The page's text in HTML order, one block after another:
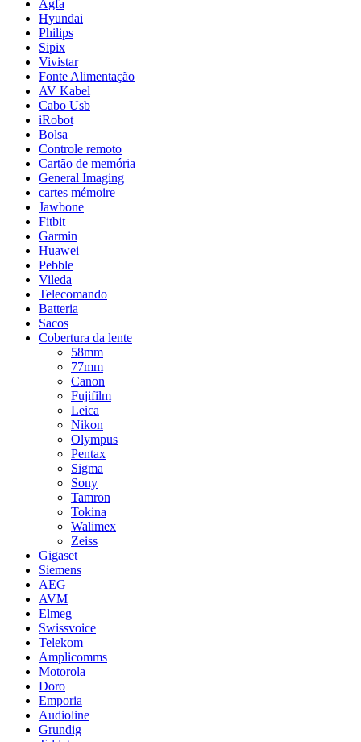
Agfa
Hyundai
Philips
Sipix
Vivistar
Fonte Alimentação
AV Kabel
Cabo Usb
iRobot
Bolsa
Controle remoto
Cartão de memória
General Imaging
cartes mémoire
Jawbone
Fitbit
Garmin
Huawei
Pebble
Vileda
Telecomando
Batteria
Sacos
Cobertura da lente
58mm
77mm
Canon
Fujifilm
Leica
Nikon
Olympus
Pentax
Sigma
Sony
Tamron
Tokina
Walimex
Zeiss
Gigaset
Siemens
AEG
AVM
Elmeg
Swissvoice
Telekom
Amplicomms
Motorola
Doro
Emporia
Audioline
Grundig